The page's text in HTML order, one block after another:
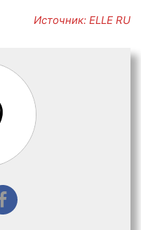
Источник: ELLE RU